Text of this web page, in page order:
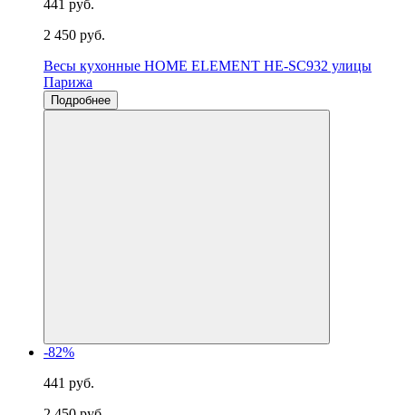
441 руб.
2 450 руб.
Весы кухонные HOME ELEMENT HE-SC932 улицы
Парижа
Подробнее
-82%
441 руб.